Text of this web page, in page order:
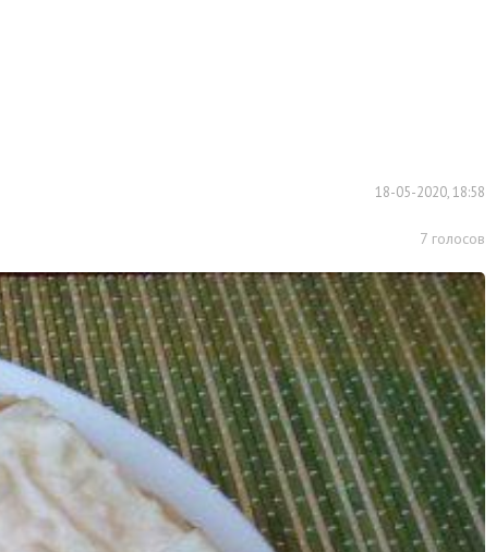
18-05-2020, 18:58
7 голосов